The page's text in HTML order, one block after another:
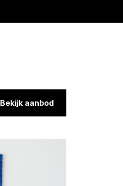
Bekijk aanbod